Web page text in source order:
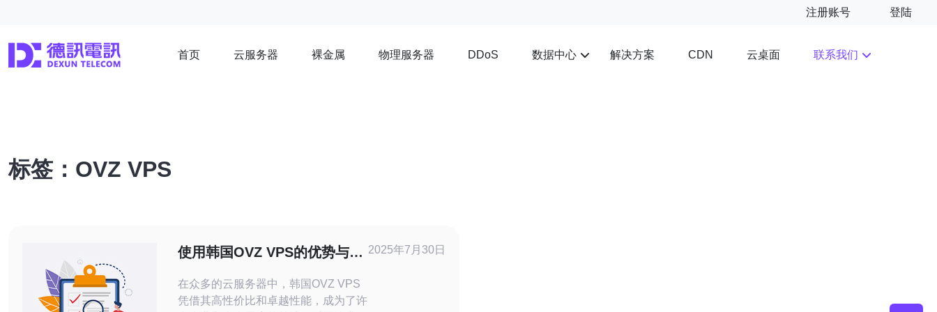
注册账号 登陆
首页 云服务器 裸金属 物理服务器 DDoS 数据中心 解决方案 CDN 云桌面 联系我们
标签：OVZ VPS
使用韩国OVZ VPS的优势与应
在众多的云服务器中，韩国OVZ VPS
凭借其高性价比和卓越性能，成为了许
2025年7月30日